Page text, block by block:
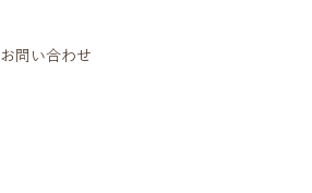
お問い合わせ